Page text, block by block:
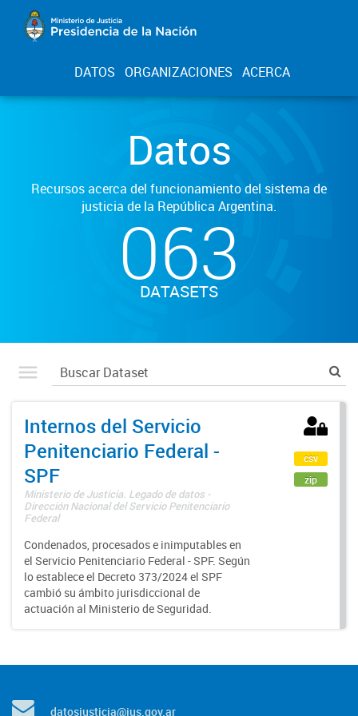
DATOS ORGANIZACIONES ACERCA
Datos
Recursos acerca del funcionamiento del sistema de
justicia de la República Argentina.
063
DATASETS
Internos del Servicio
Penitenciario Federal -
SPF
Ministerio de Justicia. Legado de datos -
Dirección Nacional del Servicio Penitenciario
Federal
Condenados, procesados e inimputables en
el Servicio Penitenciario Federal - SPF. Según
lo establece el Decreto 373/2024 el SPF
cambió su ámbito jurisdiccional de
actuación al Ministerio de Seguridad.
csv
zip
datosjusticia@jus.gov.ar